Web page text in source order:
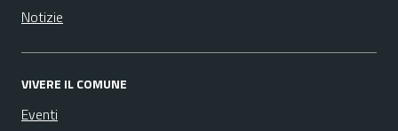
Notizie
VIVERE IL COMUNE
Eventi